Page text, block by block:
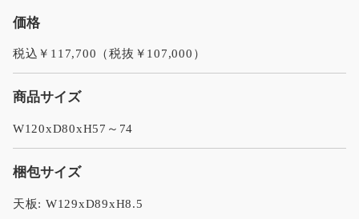
価格
税込￥117,700（税抜￥107,000）
商品サイズ
W120xD80xH57～74
梱包サイズ
天板: W129xD89xH8.5